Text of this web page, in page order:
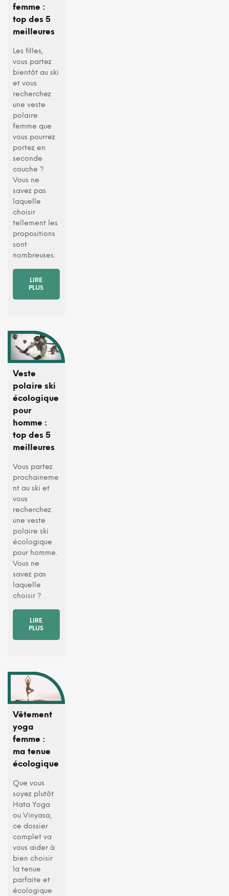
femme :
top des 5
meilleures
Les filles,
vous partez
bientôt au ski
et vous
recherchez
une veste
polaire
femme que
vous pourrez
portez en
seconde
couche ?
Vous ne
savez pas
laquelle
choisir
tellement les
propositions
sont
nombreuses.
LIRE
PLUS
Veste
polaire ski
écologique
pour
homme :
top des 5
meilleures
Vous partez
prochaineme
nt au ski et
vous
recherchez
une veste
polaire ski
écologique
pour homme.
Vous ne
savez pas
laquelle
choisir ?
LIRE
PLUS
Vêtement
yoga
femme :
ma tenue
écologique
Que vous
soyez plutôt
Hata Yoga
ou Vinyasa,
ce dossier
complet va
vous aider à
bien choisir
la tenue
parfaite et
écologique